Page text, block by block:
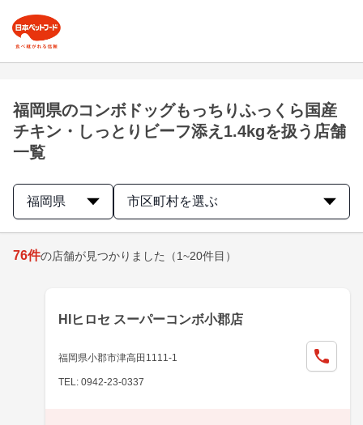
福岡県のコンボドッグもっちりふっくら国産
チキン・しっとりビーフ添え1.4kgを扱う店舗
一覧
福岡県 市区町村を選ぶ
76件の店舗が見つかりました （1~20件目）
HIヒロセ スーパーコンボ小郡店
福岡県小郡市津高田1111-1
TEL: 0942-23-0337